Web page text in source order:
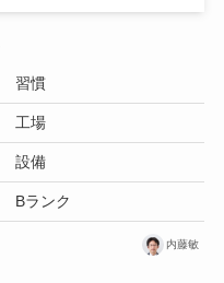
習慣
工場
設備
Bランク
内藤敏